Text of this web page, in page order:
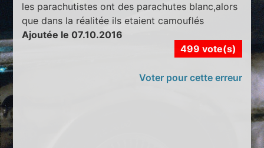
les parachutistes ont des parachutes blanc,alors
que dans la réalitée ils etaient camouflés
Ajoutée le 07.10.2016
499 vote(s)
Voter pour cette erreur